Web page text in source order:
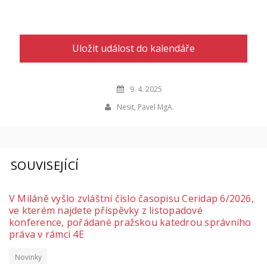
Uložit událost do kalendáře
9. 4. 2025
Nesit, Pavel MgA.
SOUVISEJÍCÍ
V Miláně vyšlo zvláštní číslo časopisu Ceridap 6/2026,
ve kterém najdete příspěvky z listopadové
konference, pořádané pražskou katedrou správního
práva v rámci 4E
Novinky